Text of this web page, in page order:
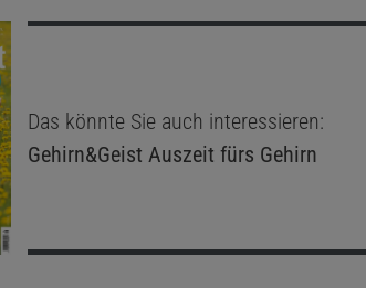
Das könnte Sie auch interessieren:
Gehirn&Geist Auszeit fürs Gehirn